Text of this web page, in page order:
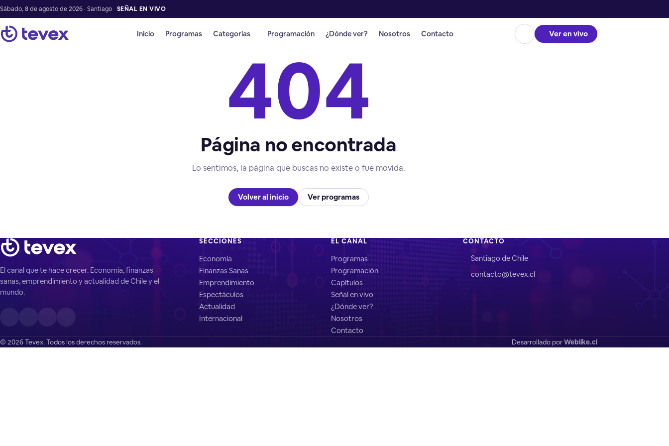
Sábado, 8 de agosto de 2026 · Santiago SEÑAL EN VIVO
Inicio Programas Categorías Programación ¿Dónde ver? Nosotros Contacto Ver en vivo
404
Página no encontrada
Lo sentimos, la página que buscas no existe o fue movida.
Volver al inicio Ver programas
El canal que te hace crecer. Economía, finanzas
sanas, emprendimiento y actualidad de Chile y el
mundo.
SECCIONES
Economía
Finanzas Sanas
Emprendimiento
Espectáculos
Actualidad
Internacional
EL CANAL
Programas
Programación
Capítulos
Señal en vivo
¿Dónde ver?
Nosotros
Contacto
CONTACTO
Santiago de Chile
contacto@tevex.cl
© 2026 Tevex. Todos los derechos reservados. Desarrollado porWeblike.cl